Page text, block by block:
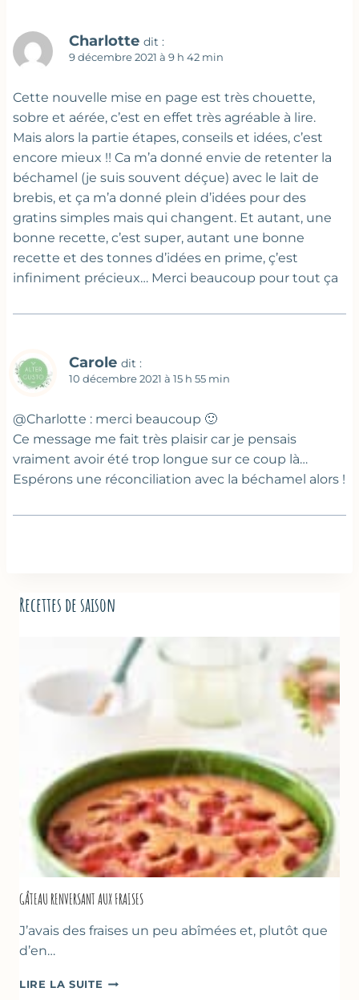
Charlotte dit :
9 décembre 2021 à 9 h 42 min
Cette nouvelle mise en page est très chouette,
sobre et aérée, c’est en effet très agréable à lire.
Mais alors la partie étapes, conseils et idées, c’est
encore mieux !! Ca m’a donné envie de retenter la
béchamel (je suis souvent déçue) avec le lait de
brebis, et ça m’a donné plein d’idées pour des
gratins simples mais qui changent. Et autant, une
bonne recette, c’est super, autant une bonne
recette et des tonnes d’idées en prime, ç’est
infiniment précieux… Merci beaucoup pour tout ça
Carole dit :
10 décembre 2021 à 15 h 55 min
@Charlotte : merci beaucoup 🙂
Ce message me fait très plaisir car je pensais
vraiment avoir été trop longue sur ce coup là…
Espérons une réconciliation avec la béchamel alors !
Recettes de saison
GÂTEAU RENVERSANT AUX FRAISES
J’avais des fraises un peu abîmées et, plutôt que
d’en…
LIRE LA SUITE GÂTEAU